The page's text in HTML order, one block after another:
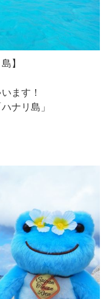
】
ます！
ナリ島」